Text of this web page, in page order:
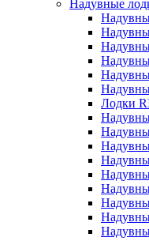
Надувные
Лодки